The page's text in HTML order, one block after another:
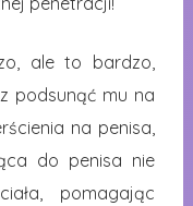
ale to bardzo,
podsunąć mu na
na penisa,
do penisa nie
pomagając